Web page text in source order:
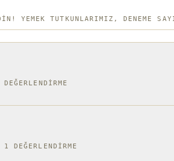
YEMEK TUTKUNLARIMIZ, DENEME
1 DEĞERLENDIRME